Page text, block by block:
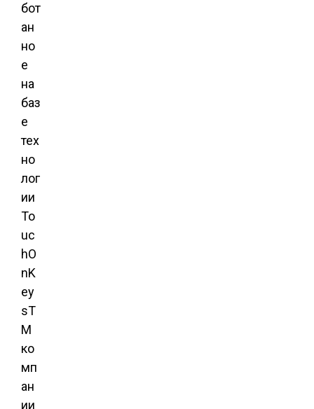
бот
ан
но
е
на
баз
е
тех
но
лог
ии
To
uc
hO
nK
ey
sT
M
ко
мп
ан
ии